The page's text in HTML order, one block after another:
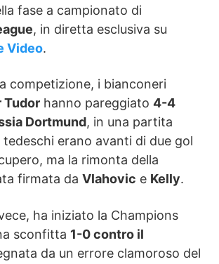
fase a campionato di
, in diretta esclusiva su
Video.
competizione, i bianconeri
Tudor hanno pareggiato 4-4
Dortmund, in una partita
erano avanti di due gol
ma la rimonta della
firmata da Vlahovic e Kelly.
ha iniziato la Champions
sconfitta 1-0 contro il
da un errore clamoroso del